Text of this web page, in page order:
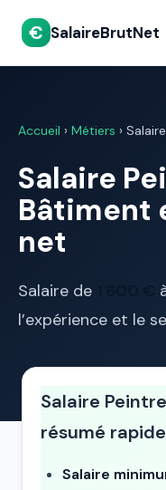
€ SalaireBrutNet
Accueil › Métiers ›
Salaire
Bâtiment
net
Salaire de
l’expérience et le
Salaire
résumé rapide
Salaire